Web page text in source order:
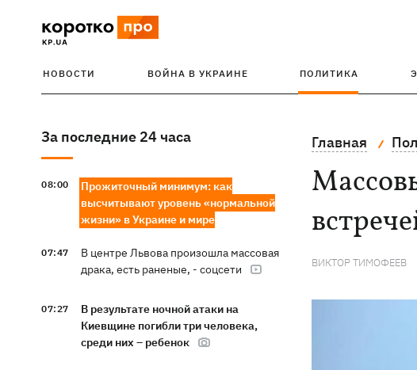
НОВОСТИ ВОЙНА В УКРАИНЕ ПОЛИТИКА
За последние 24 часа
08:00
Прожиточный минимум: как
высчитывают уровень «нормальной
жизни» в Украине и мире
07:47
В центре Львова произошла массовая
драка, есть раненые, - соцсети
07:27
В результате ночной атаки на
Киевщине погибли три человека,
среди них – ребенок
Главная
ВИКТОР ТИМОФЕЕВ